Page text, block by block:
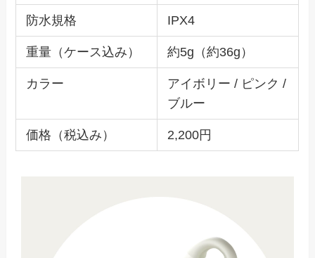
防水規格 IPX4
重量（ケース込み） 約5g（約36g）
カラー
アイボリー / ピンク /
ブルー
価格（税込み） 2,200円